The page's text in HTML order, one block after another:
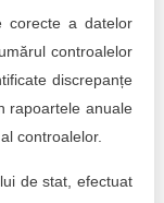
corecte a datelor
controalelor
discrepanțe
rapoartele anuale
controalelor.
de stat, efectuat